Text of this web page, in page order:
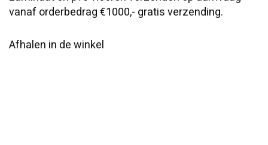
vanaf orderbedrag €1000,- gratis verzending.
Afhalen in de winkel